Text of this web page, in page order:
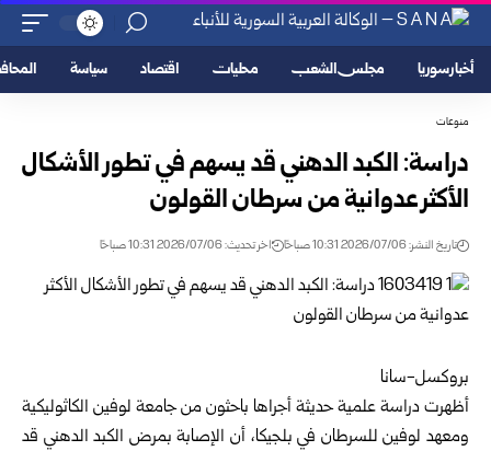
أخبار سوريا مجلس الشعب محليات اقتصاد سياسة
منوعات
دراسة: الكبد الدهني قد يسهم في تطور الأشكال
الأكثر عدوانية من سرطان القولون
تاريخ النشر: 2026/07/06 10:31 صباحًا اخر تحديث: 2026/07/06 10:31 صباحًا
بروكسل-سانا
أظهرت دراسة علمية حديثة أجراها باحثون من جامعة لوفين الكاثوليكية
ومعهد لوفين للسرطان في بلجيكا، أن الإصابة بمرض الكبد الدهني قد